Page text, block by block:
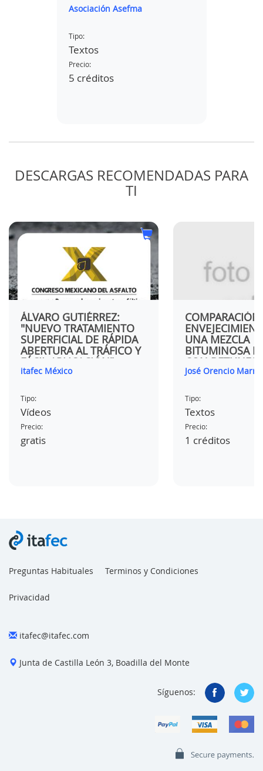
DEFECTOS
Asociación Asefma
Tipo:
Textos
Precio:
5 créditos
DESCARGAS RECOMENDADAS PARA
TI
ÁLVARO GUTIÉRREZ:
"NUEVO TRATAMIENTO
SUPERFICIAL DE RÁPIDA
ABERTURA AL TRÁFICO Y
FÁCIL APLICACIÓN"
itafec México
Tipo:
Vídeos
Precio:
gratis
COMPARACIÓN
UNA MEZCLA
BITUMINOSA
CON BETUNES
MODIFICADOS,
CAUCHO DE
José Orencio
Tipo:
Textos
Precio:
1 créditos
Preguntas Habituales Terminos y Condiciones
Privacidad
itafec@itafec.com
Junta de Castilla León 3, Boadilla del Monte
Síguenos: